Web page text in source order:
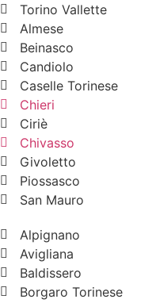
Torino Vallette
Almese
Beinasco
Candiolo
Caselle Torinese
Chieri
Ciriè
Chivasso
Givoletto
Piossasco
San Mauro
Alpignano
Avigliana
Baldissero
Borgaro Torinese